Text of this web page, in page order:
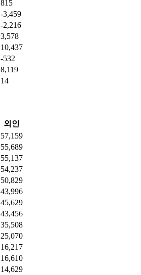
815
-3,459
-2,216
3,578
10,437
-532
8,119
14
외인
57,159
55,689
55,137
54,237
50,829
43,996
45,629
43,456
35,508
25,070
16,217
16,610
14,629